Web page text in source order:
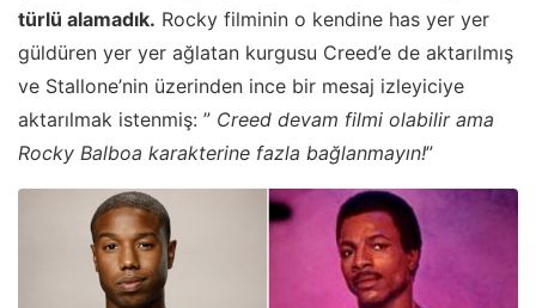
türlü alamadık. Rocky filminin o kendine has yer yer
güldüren yer yer ağlatan kurgusu Creed’e de aktarılmış
ve Stallone’nin üzerinden ince bir mesaj izleyiciye
aktarılmak istenmiş: ” Creed devam filmi olabilir ama
Rocky Balboa karakterine fazla bağlanmayın!”